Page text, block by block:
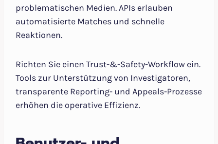
problematischen Medien. APIs erlauben
automatisierte Matches und schnelle
Reaktionen.
Richten Sie einen Trust-&-Safety-Workflow ein.
Tools zur Unterstützung von Investigatoren,
transparente Reporting- und Appeals-Prozesse
erhöhen die operative Effizienz.